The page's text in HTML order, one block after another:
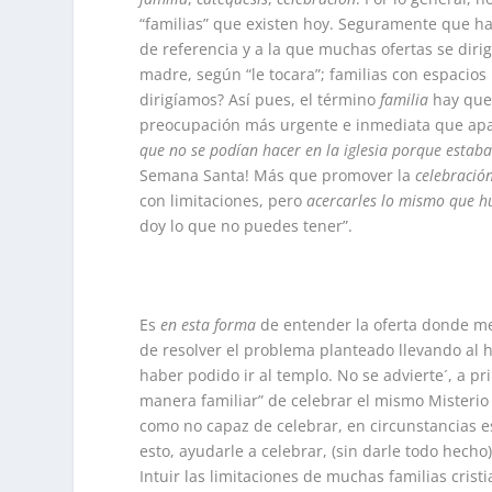
“familias” que existen hoy. Seguramente que
de referencia y a la que muchas ofertas se
madre, según “le tocara”; familias con
dirigíamos? Así pues, el término familia hay
preocupación más urgente e inmediata que
que no se podían hacer en la iglesia porque
Semana Santa! Más que promover la
con limitaciones, peroacercarles lo mismo que
doy lo que no puedes tener”.
Esen esta forma de entender la oferta donde
de resolver el problema planteado llevando al
haber podido ir al templo. No se advierte´, a
manera familiar” de celebrar el mismo
como no capaz de celebrar, en circunstancias
esto, ayudarle a celebrar, (sin darle todo
Intuir las limitaciones de muchas familias